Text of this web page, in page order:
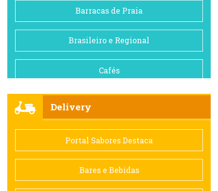
Barracas de Praia
Brasileiro e Regional
Cafés
Comida saudável
Contemporânea
Doceria
Delivery
Portal Sabores Destaca
Bares e Bebidas